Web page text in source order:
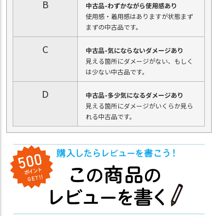
B
中古品-わずかながら使用感あり
使用感・着用感はありますが状態まず
まずの中古品です。
C
中古品-気にならないダメージあり
見える箇所にダメージがない、もしく
は少ない中古品です。
D
中古品-多少気になるダメージあり
見える箇所にダメージがいくらか見ら
れる中古品です。